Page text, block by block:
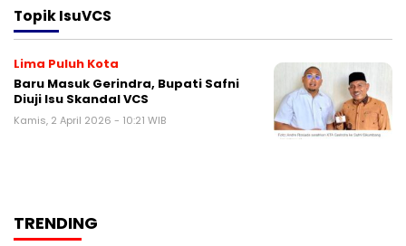
TopikIsuVCS
Lima Puluh Kota
Baru Masuk Gerindra, Bupati Safni
Diuji Isu Skandal VCS
Kamis, 2 April 2026 - 10:21 WIB
TRENDING